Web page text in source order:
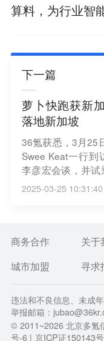
算料，为行业智
下一篇
萝卜快跑获新
落地新加坡
36氪获悉，3月25
Swee Keat一行到
李彦宏会谈，并
据媒体报道，王
驾驶车辆的技术
迎萝卜快跑来新
东南亚地区加强
2025-03-25 10:31:40
商务合作 关于
城市加盟
寻求
违法和不良信息、未成
举报邮箱：
© 2011~2026北京多氪
号-6 | 京ICP证150143号